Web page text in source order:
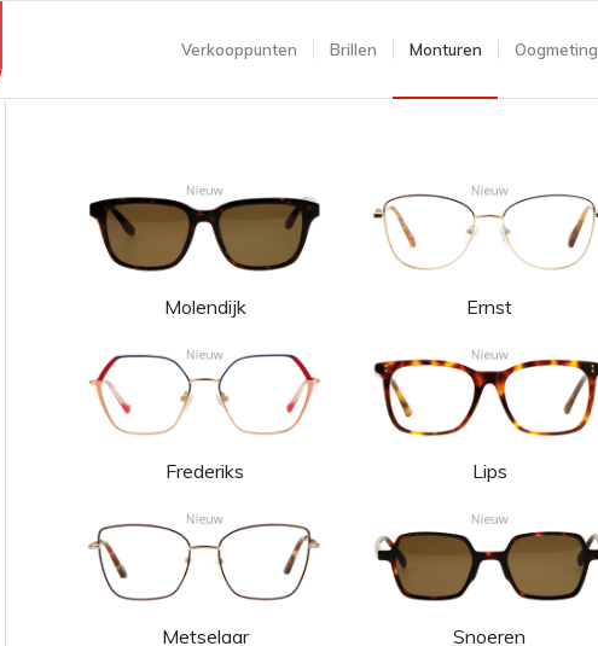
Verkooppunten Brillen Monturen Oogmeting
Molendijk Ernst
Frederiks Lips
Metselaar Snoeren